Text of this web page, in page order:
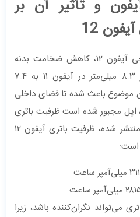
و تأثیر آن بر
12
یکی از تغییرات اصلی در طراحی آیفون ۱۲، کاهش ضخامت بدنه
است. ضخامت این گوشی از ۸.۳ میلی‌متر در آیفون ۱۱ به ۷.۴
موضوع باعث شده تا فضای داخلی
اپل مجبور شده است ظرفیت باتری
را کاهش دهد. طبق اطلاعات منتشر شده، ظرفیت باتری آیفون ۱۲
می‌تواند نگران‌کننده باشد، زیرا